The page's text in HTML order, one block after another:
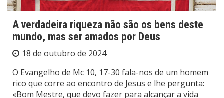
A verdadeira riqueza não são os bens deste
mundo, mas ser amados por Deus
18 de outubro de 2024
O Evangelho de Mc 10, 17-30 fala-nos de um homem
rico que corre ao encontro de Jesus e lhe pergunta:
«Bom Mestre, que devo fazer para alcançar a vida